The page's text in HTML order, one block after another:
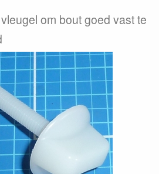
om bout goed vast te